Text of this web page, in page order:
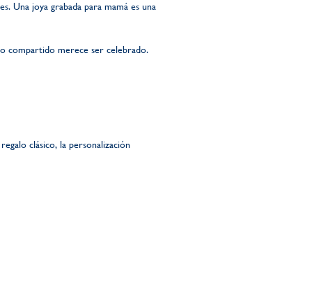
Una joya grabada para mamá es una
compartido merece ser celebrado.
clásico, la personalización